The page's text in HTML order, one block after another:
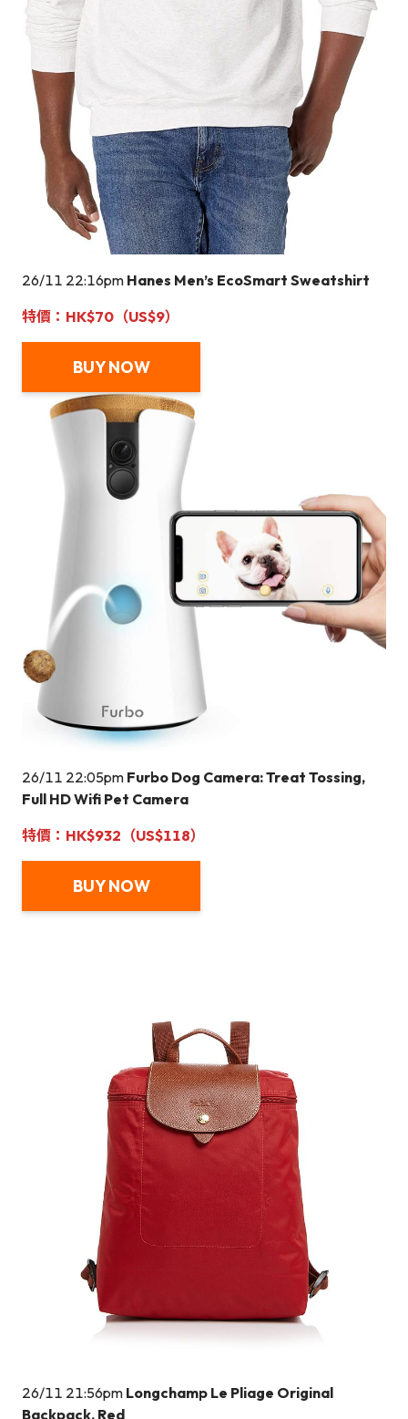
26/11 22:16pm Hanes Men’s EcoSmart Sweatshirt
特價：HK$70（US$9）
BUY NOW
26/11 22:05pm Furbo Dog Camera: Treat Tossing,
Full HD Wifi Pet Camera
特價：HK$932（US$118）
BUY NOW
26/11 21:56pm Longchamp Le Pliage Original
Backpack, Red